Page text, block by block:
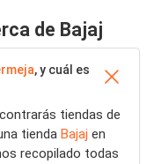
de Bajaj
, y cuál es
tiendas de
tienda Bajaj en
recopilado todas